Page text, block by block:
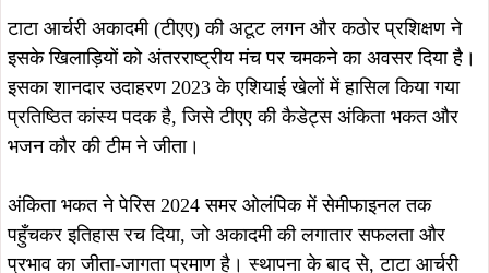
हमसिनी (कम्पाउंड), साहिल राजेश (कम्पाउंड) और कुमकुम मोहोड
(रिकर्व) शामिल हैं।
यह स्टार टीम 2 से 12 अक्टूबर तक होने वाले आर्चरी प्रीमियर लीग के
पहले संस्करण में प्रिथ्विराज योद्धा, काकतिया नाइट्स, माइटी मराठा,
मुकाबला करेगी। इस लीग में प्राचीन धनुर्विद्या की परंपरा और आधुनिक
खेल उत्साह का संगम देखने को मिलेगा, जो दर्शकों के लिए रोमांच और
प्रेरणा का अद्वितीय अनुभव प्रस्तुत करेगा।